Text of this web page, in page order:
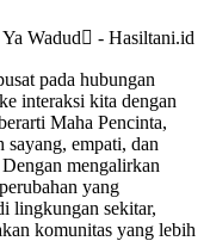
pada hubungan
interaksi kita dengan
Maha Pencinta,
empati, dan
mengalirkan
yang
lingkungan sekitar,
komunitas yang lebih